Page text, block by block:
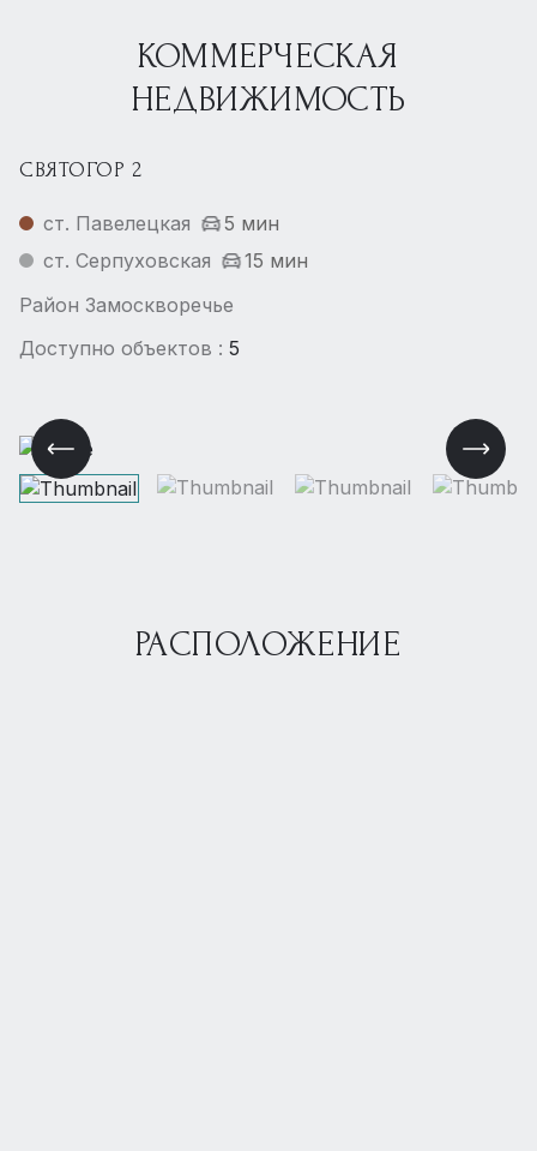
КОММЕРЧЕСКАЯ
НЕДВИЖИМОСТЬ
СВЯТОГОР 2
ст. Павелецкая
5 мин
ст. Серпуховская
15 мин
Район Замоскворечье
Доступно объектов : 5
РАСПОЛОЖЕНИЕ